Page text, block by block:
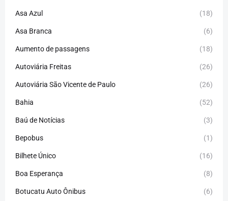
Asa Azul (18)
Asa Branca (6)
Aumento de passagens (18)
Autoviária Freitas (26)
Autoviária São Vicente de Paulo (26)
Bahia (52)
Baú de Notícias (3)
Bepobus (1)
Bilhete Único (16)
Boa Esperança (8)
Botucatu Auto Ônibus (6)